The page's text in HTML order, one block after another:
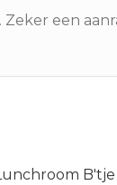
een
B'tje